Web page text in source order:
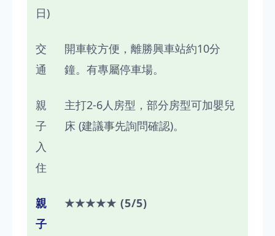
日)
交
通
開車較方便，離勝興車站約10分
鐘。有專屬停車場。
親
子
入
住
主打2-6人房型，部分房型可加嬰兒
床 (建議事先詢問確認)。
親
子
★★★★★ (5/5)